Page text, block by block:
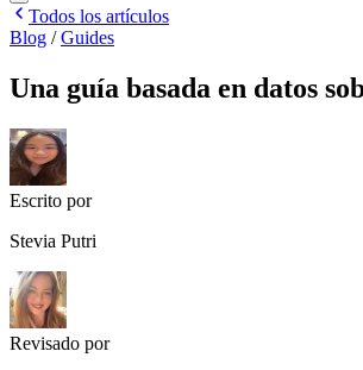
Todos los artículos
Blog /Guides
Una guía basada en datos
Escrito por
Stevia Putri
Revisado por